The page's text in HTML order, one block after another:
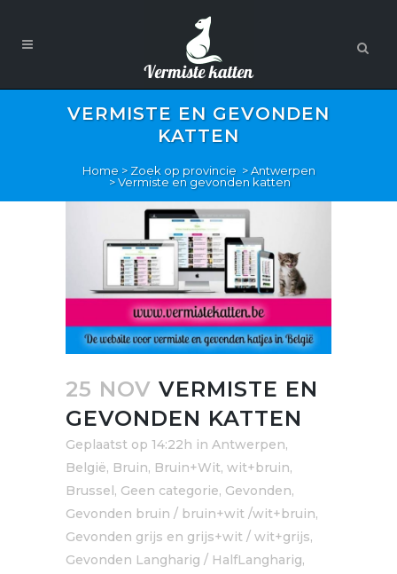
VERMISTE EN GEVONDEN
KATTEN
Home>Zoek op provincie >Antwerpen
>Vermiste en gevonden katten
25 NOV VERMISTE EN
GEVONDEN KATTEN
Geplaatst op 14:22h in Antwerpen,
België, Bruin, Bruin+Wit, wit+bruin,
Brussel, Geen categorie, Gevonden,
Gevonden bruin / bruin+wit /wit+bruin,
Gevonden grijs en grijs+wit / wit+grijs,
Gevonden Langharig / HalfLangharig,